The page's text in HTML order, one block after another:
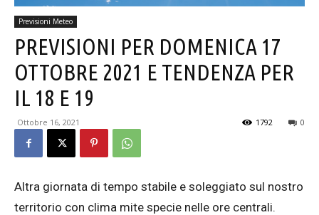
Previsioni Meteo
PREVISIONI PER DOMENICA 17
OTTOBRE 2021 E TENDENZA PER
IL 18 E 19
Ottobre 16, 2021 0
1792
Altra giornata di tempo stabile e soleggiato sul nostro
territorio con clima mite specie nelle ore centrali.